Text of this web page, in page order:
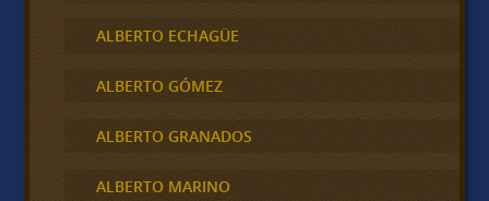
ALBERTO ECHAGÜE
ALBERTO GÓMEZ
ALBERTO GRANADOS
ALBERTO MARINO